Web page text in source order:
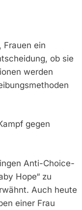
Frauen ein
ob sie
werden
gegen
Anti-Choice-
Hope“ zu
Auch heute
einer Frau